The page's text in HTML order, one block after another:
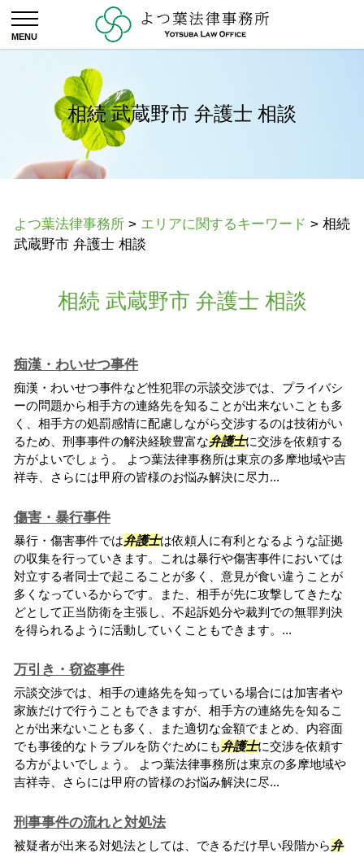
相続 武蔵野市 弁護士 相談
よつ葉法律事務所 > エリアに関するキーワード > 相続
武蔵野市 弁護士 相談
相続 武蔵野市 弁護士 相談
痴漢・わいせつ事件
痴漢・わいせつ事件など性犯罪の示談交渉では、プライバシ
ーの問題から相手方の連絡先を知ることが出来ないことも多
く、相手方の処罰感情に配慮しながら交渉するのは技術がい
るため、刑事事件の解決経験豊富な弁護士に交渉を依頼する
方がよいでしょう。 よつ葉法律事務所は東京の多摩地域や吉
祥寺、さらには甲府の皆様のお悩み解決に尽力...
傷害・暴行事件
暴行・傷害事件では弁護士は依頼人に有利となるような証拠
の収集を行っていきます。これは暴行や傷害事件においては
対立する者同士で起こることが多く、意見が食い違うことが
多くなっているからです。また、相手が先に攻撃してきたな
どとして正当防衛を主張し、不起訴処分や裁判での無罪判決
を得られるように活動していくこともできます。...
万引き・窃盗事件
示談交渉では、相手の連絡先を知っている場合には加害者や
家族だけで行うこともできますが、相手方の連絡先を知るこ
とが出来ないことも多く、また適切な金額でまとめ、内容面
でも事後的なトラブルを防ぐためにも弁護士に交渉を依頼す
る方がよいでしょう。 よつ葉法律事務所は東京の多摩地域や
吉祥寺、さらには甲府の皆様のお悩み解決に尽...
刑事事件の流れと対処法
被疑者が出来る対処法としては、できるだけ早い段階から弁